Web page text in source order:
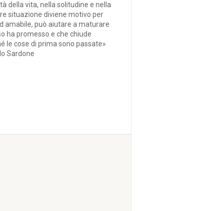
della vita, nella solitudine e nella
situazione diviene motivo per
amabile, può aiutare a maturare
ha promesso e che chiude
le cose di prima sono passate»
Sardone